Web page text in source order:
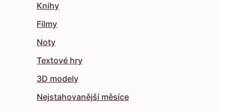
Knihy
Filmy
Noty
Textové hry
3D modely
Nejstahovanější měsíce